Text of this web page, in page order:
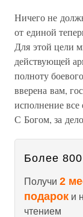
Ничего не
от единой
Для этой цели
действующей
полноту
вверена вам,
исполнение
С Богом, за
Более 800
Получи 2
подарок и
чтением